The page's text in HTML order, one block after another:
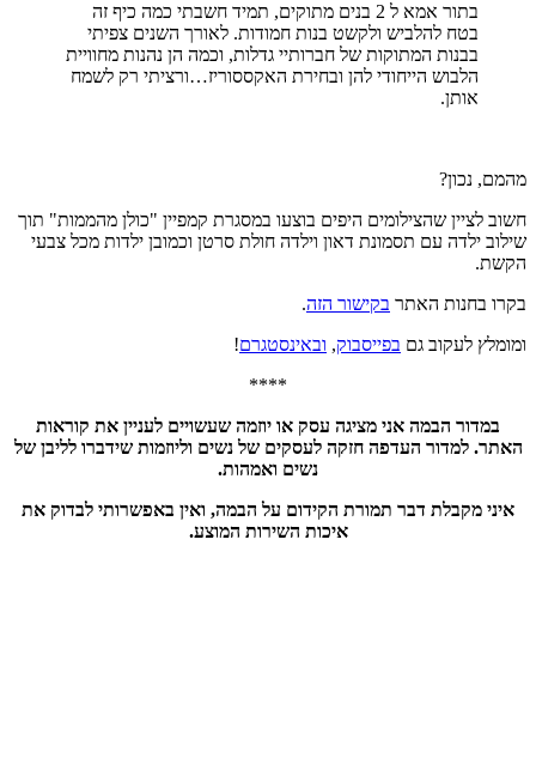
בתור אמא ל 2 בנים מתוקים, תמיד חשבתי כמה כיף זה
בטח להלביש ולקשט בנות חמודות. לאורך השנים צפיתי
בבנות המתוקות של חברותיי גדלות, וכמה הן נהנות מחוויית
הלבוש הייחודי להן ובחירת האקססוריז…ורציתי רק לשמח
אותן.
מהמם, נכון?
חשוב לציין שהצילומים היפים בוצעו במסגרת קמפיין "כולן מהממות" תוך
שילוב ילדה עם תסמונת דאון וילדה חולת סרטן וכמובן ילדות מכל צבעי
הקשת.
בקרו בחנות האתר בקישור הזה.
ומומלץ לעקוב גם בפייסבוק, ובאינסטגרם!
****
במדור הבמה אני מציגה עסק או יוזמה שעשויים לעניין את קוראות
האתר. למדור העדפה חזקה לעסקים של נשים וליוזמות שידברו לליבן של
נשים ואמהות.
איני מקבלת דבר תמורת הקידום על הבמה, ואין באפשרותי לבדוק את
איכות השירות המוצע.